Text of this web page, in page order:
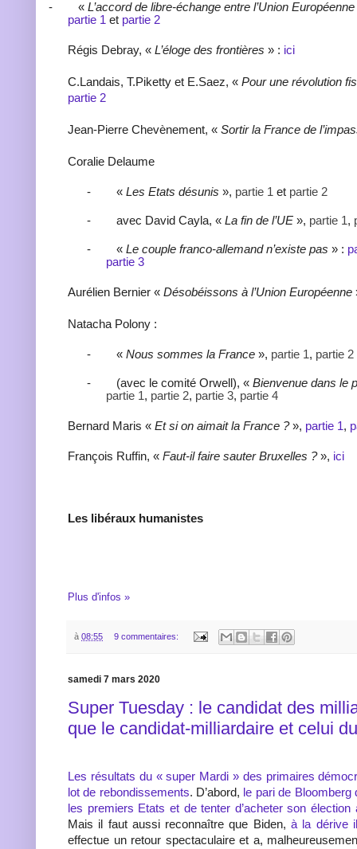
- « L’accord de libre-échange entre l’Union
partie 1 et partie 2
Régis Debray, « L’éloge des frontières » : ici
C.Landais, T.Piketty et E.Saez, « Pour une révolution
partie 2
Jean-Pierre Chevènement, « Sortir la France de
Coralie Delaume
- « Les Etats désunis », partie 1 et partie 2
- avec David Cayla, « La fin de l’UE », partie 1,
- « Le couple franco-allemand n’existe pas » :
partie 3
Aurélien Bernier « Désobéissons à l’Union Européenne
Natacha Polony :
- « Nous sommes la France », partie 1, partie 2
- (avec le comité Orwell), « Bienvenue dans le
partie 1, partie 2, partie 3, partie 4
Bernard Maris « Et si on aimait la France ?», partie 1,
François Ruffin, « Faut-il faire sauter Bruxelles ?», ici
Les libéraux humanistes
Plus d'infos »
à 08:55 9 commentaires:
samedi 7 mars 2020
Super Tuesday : le candidat des
que le candidat-milliardaire et celui
Les résultats du « super Mardi » des primaires
lot de rebondissements. D’abord, le pari de Bloomberg
les premiers Etats et de tenter d’acheter son élection
Mais il faut aussi reconnaître que Biden, à la dérive
effectue un retour spectaculaire et a,